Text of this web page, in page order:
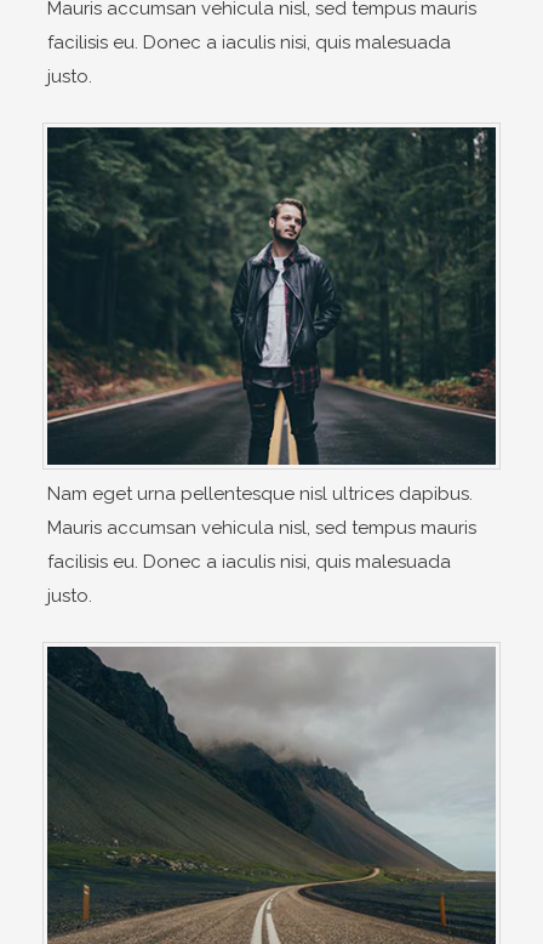
Mauris accumsan vehicula nisl, sed tempus mauris
facilisis eu. Donec a iaculis nisi, quis malesuada
justo.
Nam eget urna pellentesque nisl ultrices dapibus.
Mauris accumsan vehicula nisl, sed tempus mauris
facilisis eu. Donec a iaculis nisi, quis malesuada
justo.